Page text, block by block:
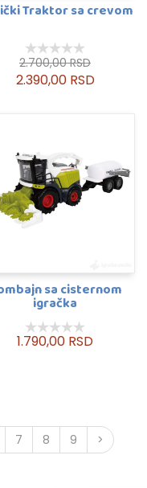
Traktor sa crevom
2.700,00 RSD
2.390,00 RSD
sa cisternom
igračka
1.790,00 RSD
7 8 9 >